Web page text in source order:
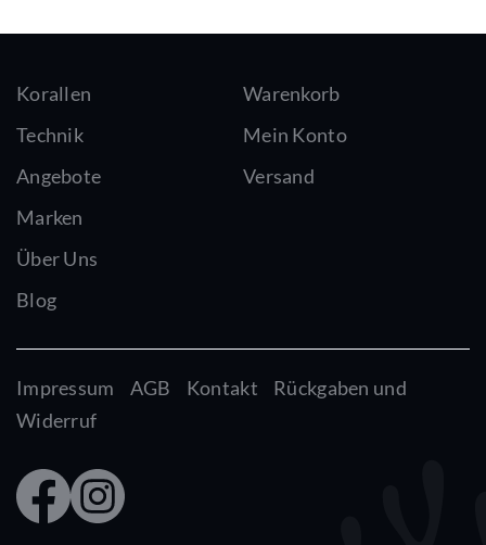
Korallen
Technik
Angebote
Marken
Über Uns
Blog
Warenkorb
Mein Konto
Versand
Impressum AGB Kontakt
Rückgaben und
Widerruf
Faceb
ook
Insta
gram